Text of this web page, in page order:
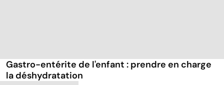
Gastro-entérite de l'enfant : prendre en charge
la déshydratation